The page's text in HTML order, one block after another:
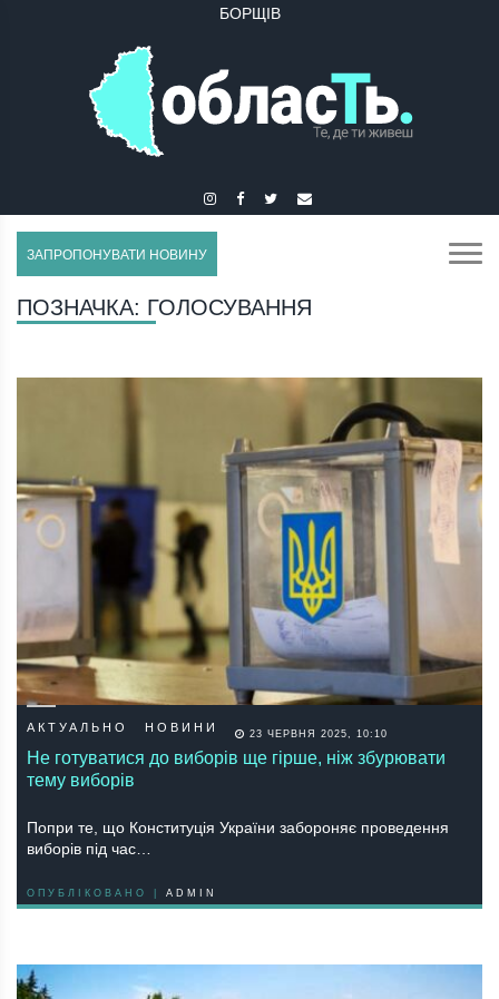
БОРЩІВ
ЗАПРОПОНУВАТИ НОВИНУ
ПОЗНАЧКА: ГОЛОСУВАННЯ
АКТУАЛЬНО НОВИНИ 23 ЧЕРВНЯ 2025, 10:10
Не готуватися до виборів ще гірше, ніж збурювати
тему виборів
Попри те, що Конституція України забороняє проведення
виборів під час…
ОПУБЛІКОВАНО | ADMIN